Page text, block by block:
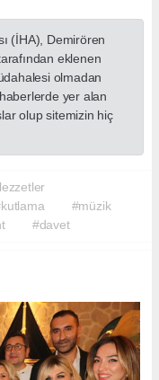
(İHA), Demirören
eklenen
olmadan
yer alan
olup sitemizin hiç
#müzik
#davet